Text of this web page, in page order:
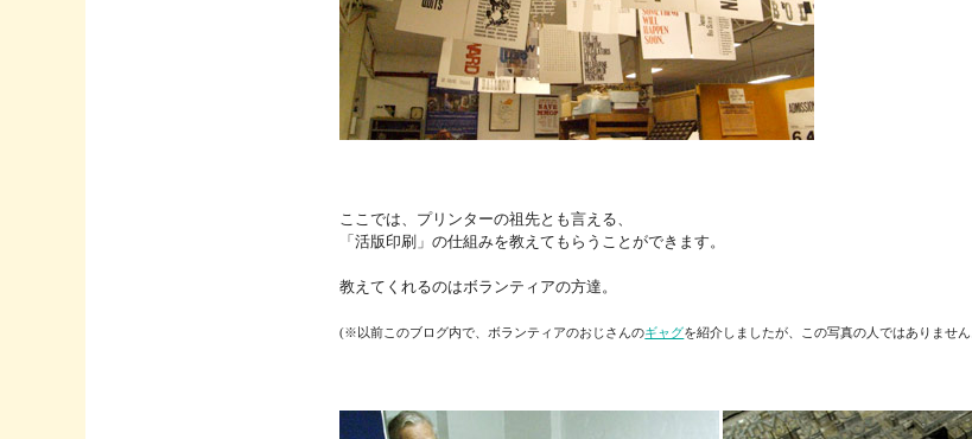
ここでは、プリンターの祖先とも言える、
「活版印刷」の仕組みを教えてもらうことができます。
教えてくれるのはボランティアの方達。
(※以前このブログ内で、ボランティアのおじさんのギャグを紹介しましたが、この写真の人ではありませ